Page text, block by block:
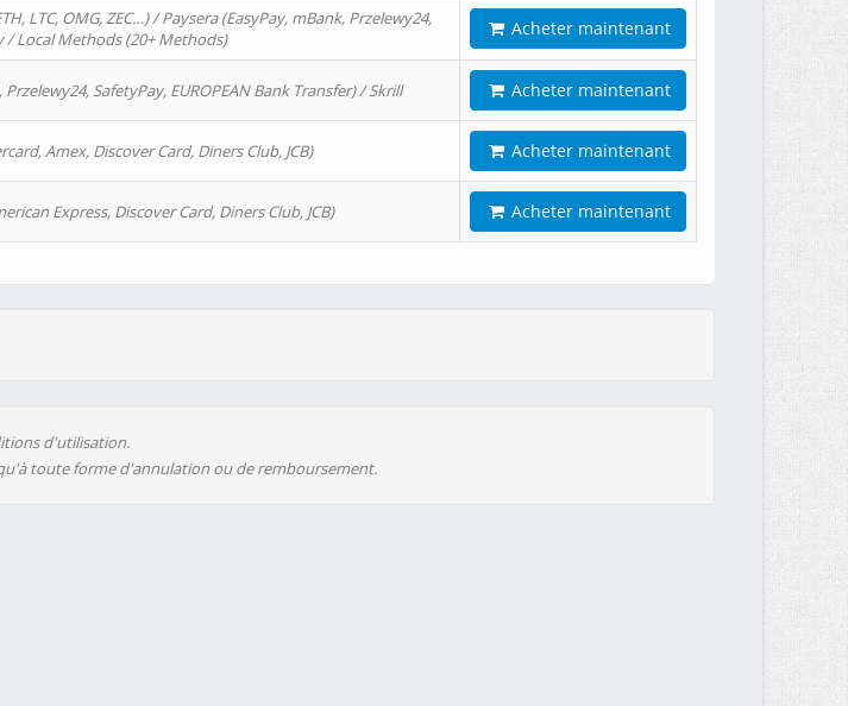
LTC, OMG, ZEC…) / Paysera (EasyPay, mBank, Przelewy24,
/ Local Methods (20+ Methods)
Acheter maintenant
SafetyPay, EUROPEAN Bank Transfer) / Skrill Acheter maintenant
Amex, Discover Card, Diners Club, JCB) Acheter maintenant
Express, Discover Card, Diners Club, JCB) Acheter maintenant
d'utilisation.
toute forme d'annulation ou de remboursement.